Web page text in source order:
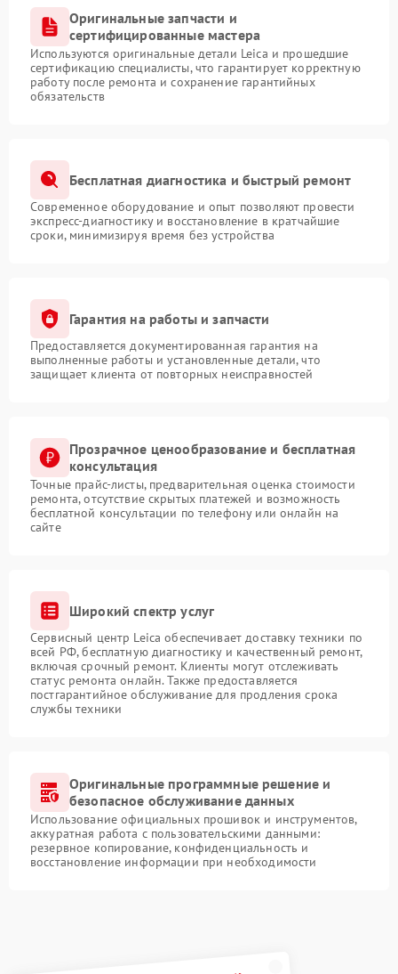
Оригинальные запчасти и
сертифицированные мастера
Используются оригинальные детали Leica и прошедшие
сертификацию специалисты, что гарантирует корректную
работу после ремонта и сохранение гарантийных
обязательств
Бесплатная диагностика и быстрый ремонт
Современное оборудование и опыт позволяют провести
экспресс-диагностику и восстановление в кратчайшие
сроки, минимизируя время без устройства
Гарантия на работы и запчасти
Предоставляется документированная гарантия на
выполненные работы и установленные детали, что
защищает клиента от повторных неисправностей
Прозрачное ценообразование и бесплатная
консультация
Точные прайс-листы, предварительная оценка стоимости
ремонта, отсутствие скрытых платежей и возможность
бесплатной консультации по телефону или онлайн на
сайте
Широкий спектр услуг
Сервисный центр Leica обеспечивает доставку техники по
всей РФ, бесплатную диагностику и качественный ремонт,
включая срочный ремонт. Клиенты могут отслеживать
статус ремонта онлайн. Также предоставляется
постгарантийное обслуживание для продления срока
службы техники
Оригинальные программные решение и
безопасное обслуживание данных
Использование официальных прошивок и инструментов,
аккуратная работа с пользовательскими данными:
резервное копирование, конфиденциальность и
восстановление информации при необходимости